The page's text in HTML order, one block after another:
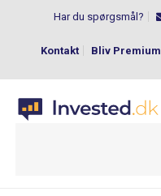
Har du spørgsmål?
Kontakt Bliv Premium